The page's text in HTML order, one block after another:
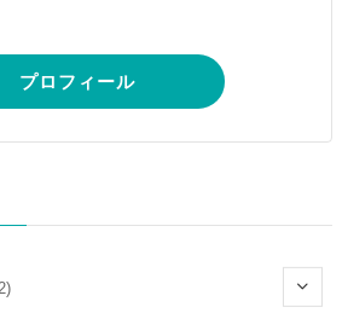
プロフィール